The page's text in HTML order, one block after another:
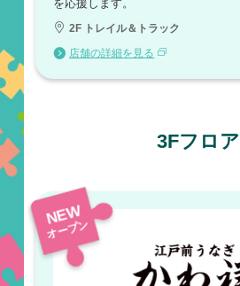
を応援します。
2F トレイル＆トラック
店舗の詳細を見る
3Fフロア
NEW
オープン